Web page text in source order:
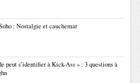
: Nostalgie et cauchemar
peut s’identifier à Kick-Ass » : 3 questions à